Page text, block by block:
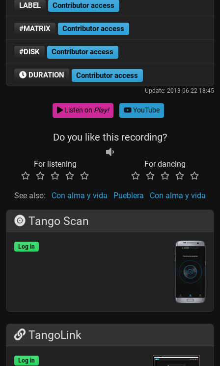
LABEL Contributor access
#MATRIX Contributor access
#DISK Contributor access
DURATION Contributor access
Update: 2013-06-22 18:45
Listen on Play! YouTube
Do you like this recording?
For listening For dancing
See also: Con alma y vida Pueblera Con alma y vida
Tango Scan
Log in
TangoLink
Log in